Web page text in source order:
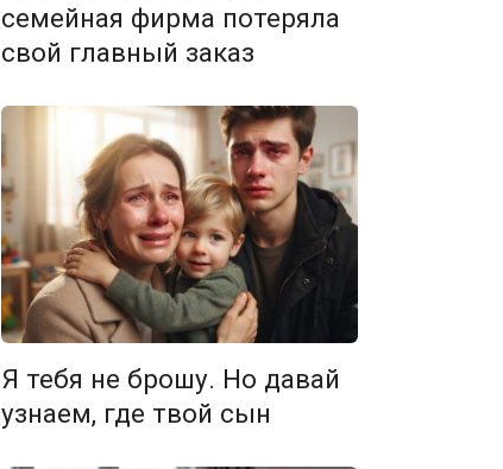
семейная фирма потеряла
свой главный заказ
Я тебя не брошу. Но давай
узнаем, где твой сын